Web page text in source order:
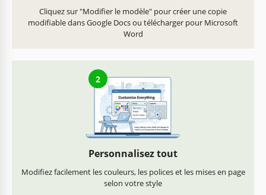
Cliquez sur "Modifier le modèle" pour créer une copie
modifiable dans Google Docs ou télécharger pour Microsoft
Word
2
Personnalisez tout
Modifiez facilement les couleurs, les polices et les mises en page
selon votre style